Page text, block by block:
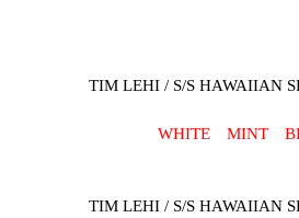
TIM LEHI / S/S HAWAIIAN
WHITE MINT
TIM LEHI / S/S HAWAIIAN